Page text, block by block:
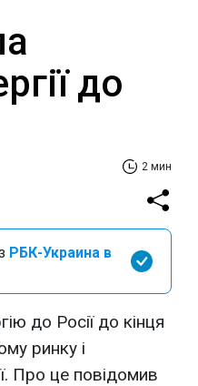
до
2 мин
РБК-Украина в
до Росії до кінця
ринку і
Про це повідомив